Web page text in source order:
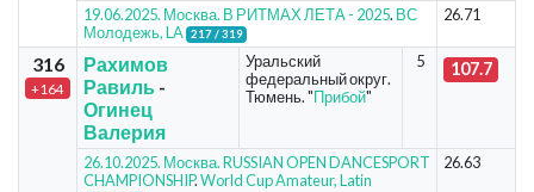
19.06.2025. Москва. В РИТМАХ ЛЕТА - 2025. ВС
Молодежь, LA 217 / 319
26.71
316
+164
Рахимов
Равиль-
Огинец
Валерия
Уральский
федеральный округ.
Тюмень. "Прибой"
5 107.7
26.10.2025. Москва. RUSSIAN OPEN DANCESPORT
CHAMPIONSHIP.World Cup Amateur, Latin
26.63